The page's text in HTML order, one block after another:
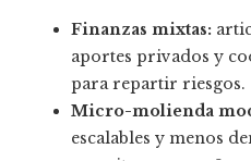
Finanzas mixtas:
aportes privados y
para repartir riesgos.
Micro-molienda
escalables y menos